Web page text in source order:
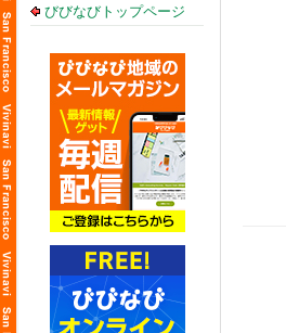
びびなびトップページ